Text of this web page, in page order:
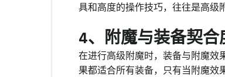
具和高度的操作技巧，往往是高级
4、附魔与装备契合
在进行高级附魔时，装备与附魔效
果都适合所有装备，只有当附魔